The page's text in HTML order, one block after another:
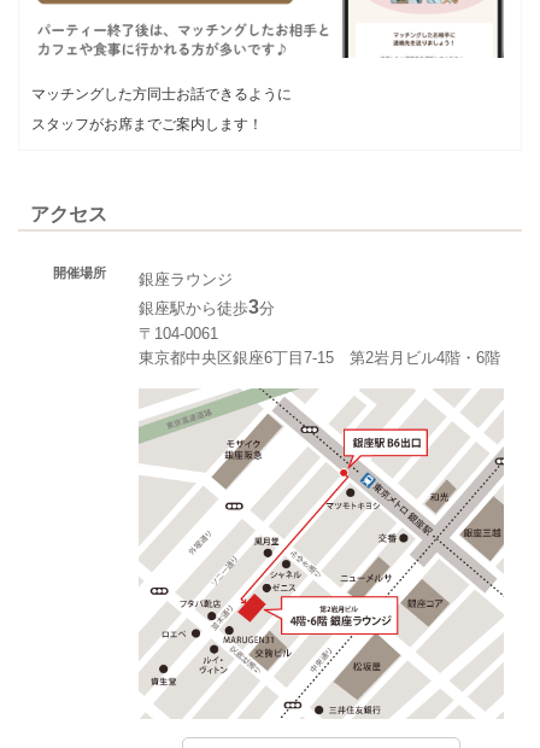
マッチングした方同士お話できるように
スタッフがお席までご案内します！
アクセス
開催場所
銀座ラウンジ
銀座駅から徒歩3分
〒104-0061
東京都中央区銀座6丁目7-15 第2岩月ビル4階・6階